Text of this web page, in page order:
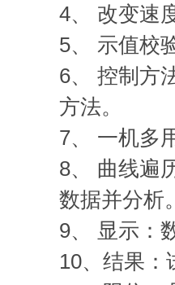
4、 改变速
5、 示值校
6、 控制方
方法。
7、 一机多
8、 曲线遍
数据并分析
9、 显示：
10、结果：